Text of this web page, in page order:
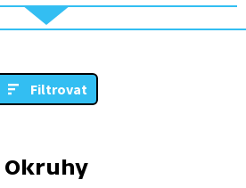
Filtrovat
Okruhy